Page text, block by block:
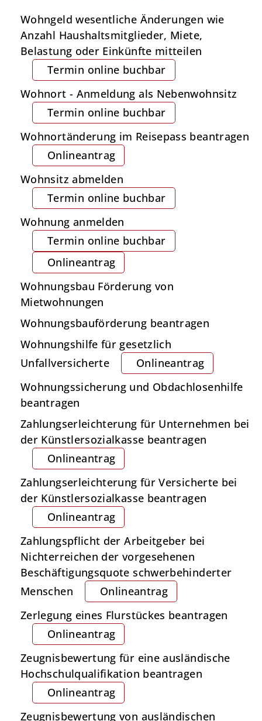
Wohngeld wesentliche Änderungen wie
Anzahl Haushaltsmitglieder, Miete,
Belastung oder Einkünfte mitteilen
Termin online buchbar
Wohnort - Anmeldung als Nebenwohnsitz
Termin online buchbar
Wohnortänderung im Reisepass beantragen
Onlineantrag
Wohnsitz abmelden
Termin online buchbar
Wohnung anmelden
Termin online buchbar
Onlineantrag
Wohnungsbau Förderung von
Mietwohnungen
Wohnungsbauförderung beantragen
Wohnungshilfe für gesetzlich
Unfallversicherte
Onlineantrag
Wohnungssicherung und Obdachlosenhilfe
beantragen
Zahlungserleichterung für Unternehmen bei
der Künstlersozialkasse beantragen
Onlineantrag
Zahlungserleichterung für Versicherte bei
der Künstlersozialkasse beantragen
Onlineantrag
Zahlungspflicht der Arbeitgeber bei
Nichterreichen der vorgesehenen
Beschäftigungsquote schwerbehinderter
Menschen
Onlineantrag
Zerlegung eines Flurstückes beantragen
Onlineantrag
Zeugnisbewertung für eine ausländische
Hochschulqualifikation beantragen
Onlineantrag
Zeugnisbewertung von ausländischen